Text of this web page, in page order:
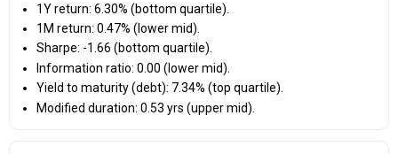
1Y return: 6.30% (bottom quartile).
1M return: 0.47% (lower mid).
Sharpe: -1.66 (bottom quartile).
Information ratio: 0.00 (lower mid).
Yield to maturity (debt): 7.34% (top quartile).
Modified duration: 0.53 yrs (upper mid).